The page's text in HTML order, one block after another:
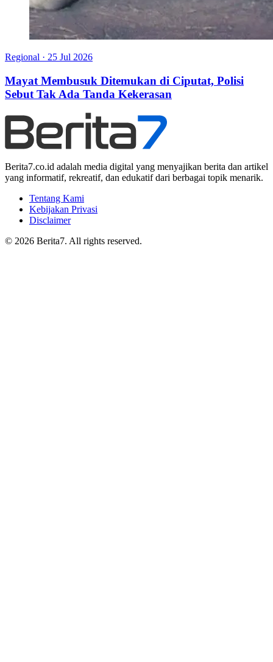
Regional · 25 Jul 2026
Mayat Membusuk Ditemukan di Ciputat, Polisi
Sebut Tak Ada Tanda Kekerasan
Berita7.co.id adalah media digital yang menyajikan berita dan artikel
yang informatif, rekreatif, dan edukatif dari berbagai topik menarik.
Tentang Kami
Kebijakan Privasi
Disclaimer
© 2026 Berita7. All rights reserved.